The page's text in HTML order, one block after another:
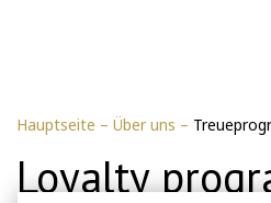
Hauptseite – Über uns –
Loyalty